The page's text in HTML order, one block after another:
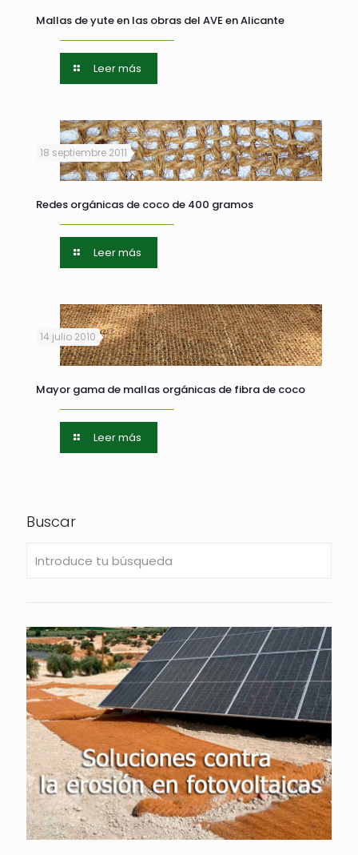
Mallas de yute en las obras del AVE en Alicante
Leer más
18 septiembre 2011
Redes orgánicas de coco de 400 gramos
Leer más
14 julio 2010
Mayor gama de mallas orgánicas de fibra de coco
Leer más
Buscar